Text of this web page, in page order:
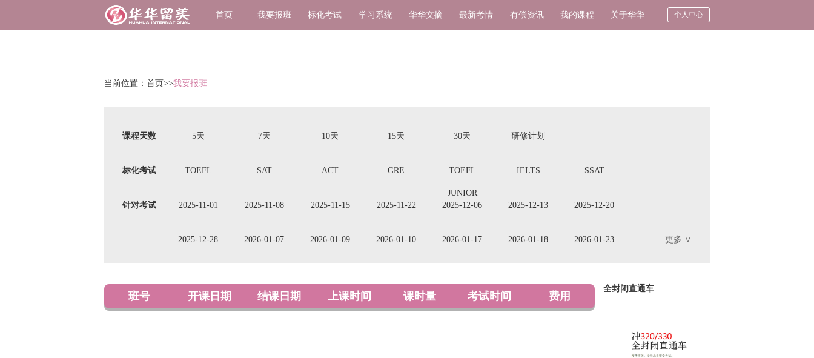
首页 我要报班 标化考试 学习系统 华华文摘 最新考情 有偿资讯 我的课程 关于华华 个人中心
当前位置： 首页>>我要报班
课程天数 5天 7天 10天 15天 30天 研修计划
标化考试 TOEFL SAT ACT GRE TOEFL
JUNIOR
IELTS SSAT
针对考试 2025-11-01 2025-11-08 2025-11-15 2025-11-22 2025-12-06 2025-12-13 2025-12-20
2025-12-28 2026-01-07 2026-01-09 2026-01-10 2026-01-17 2026-01-18 2026-01-23 更多 ∨
班号 开课日期 结课日期 上课时间 课时量 考试时间 费用
全封闭直通车